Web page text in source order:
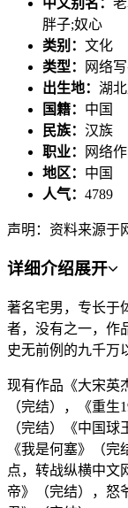
胖子;奴心
类别： 文化
类型：
网络
出生地： 湖北
国籍： 中国
民族： 汉族
职业：
网络
地区： 中国
人气： 4789
声明：资料来源于
详细介绍展开
著名宅男，专长于
者，没有之一，作
史无前例的九千万
现有作品《大宋英
（完结），《重
（完结）《中国球
《我是何塞》（
点，转战纵横中文
帝》（完结），怒